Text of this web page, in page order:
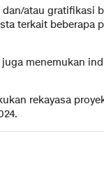
atau gratifikasi
terkait beberapa
menemukan
rekayasa